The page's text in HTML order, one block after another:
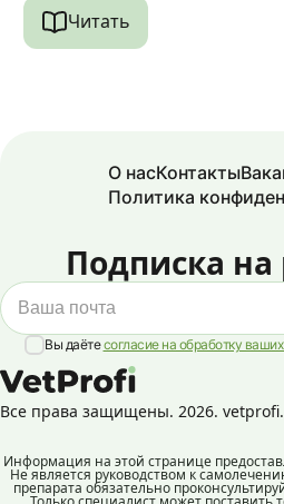
Читать
О насКонтакты
Политика
Все права защищены. 2026.
Подписка на
Вы даётесогласие на обработку
Информация на этой странице
Не является руководством к
препарата обязательно